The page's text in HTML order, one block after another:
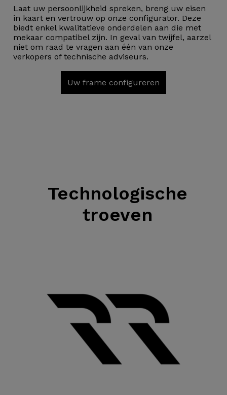
Laat uw persoonlijkheid spreken, breng uw eisen
in kaart en vertrouw op onze configurator. Deze
biedt enkel kwalitatieve onderdelen aan die met
mekaar compatibel zijn. In geval van twijfel, aarzel
niet om raad te vragen aan één van onze
verkopers of technische adviseurs.
Uw frame configureren
Technologische
troeven